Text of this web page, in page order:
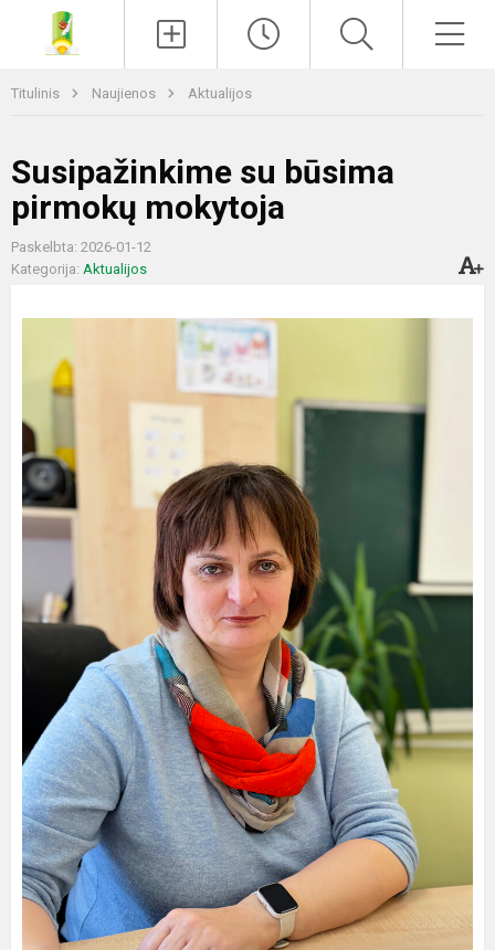
Titulinis Naujienos Aktualijos
Susipažinkime su būsima
pirmokų mokytoja
Paskelbta: 2026-01-12
Kategorija: Aktualijos